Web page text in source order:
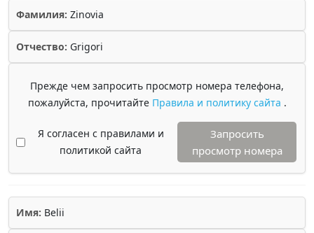
Фамилия: Zinovia
Отчество: Grigori
Прежде чем запросить просмотр номера телефона,
пожалуйста, прочитайте Правила и политику сайта .
Я согласен с правилами и
политикой сайта
Запросить
просмотр номера
Имя: Belii